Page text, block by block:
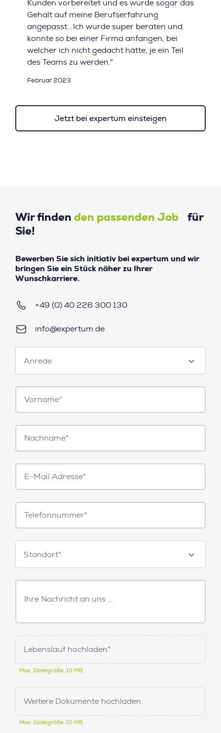
Kunden vorbereitet und es wurde sogar das
Gehalt auf meine Berufserfahrung
angepasst...Ich wurde super beraten und
konnte so bei einer Firma anfangen, bei
welcher ich nicht gedacht hätte, je ein Teil
des Teams zu werden."
Februar 2023
Jetzt bei expertum einsteigen
Wir finden den passenden Job für
Sie!
Bewerben Sie sich initiativ bei expertum und wir
bringen Sie ein Stück näher zu Ihrer
Wunschkarriere.
+49 (0) 40 226 300 130
info@expertum.de
Anrede
Anrede
Vorname*
Nachname*
E-
Mail*
Telefonnummer
Standorte
Standort*
Freitext
Nachricht
Lebenslauf hochladen*
Max. Dateigröße: 10 MB.
Weitere Dokumente hochladen
Max. Dateigröße: 10 MB.